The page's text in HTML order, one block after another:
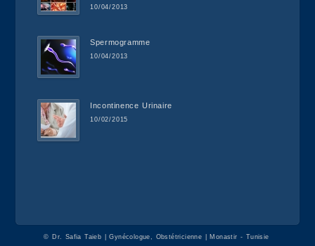
10/04/2013
Spermogramme
10/04/2013
Incontinence Urinaire
10/02/2015
© Dr. Safia Taieb | Gynécologue, Obstétricienne | Monastir - Tunisie